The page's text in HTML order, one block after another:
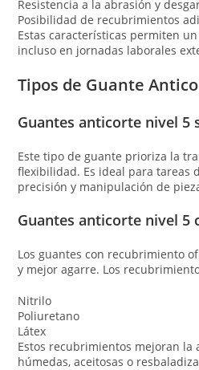
Resistencia a la abrasión y
Posibilidad de recubrimientos
Estas características permiten
incluso en jornadas laborales
Tipos de Guante
Guantes anticorte nivel 5
Este tipo de guante prioriza la
flexibilidad. Es ideal para tareas
precisión y manipulación de
Guantes anticorte nivel 5
Los guantes con recubrimiento
y mejor agarre. Los
Nitrilo
Poliuretano
Látex
Estos recubrimientos mejoran la
húmedas, aceitosas o